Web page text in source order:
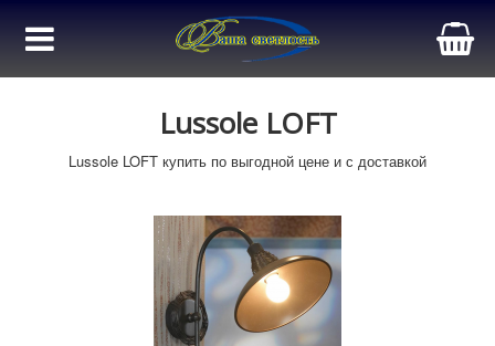
Lussole LOFT
Lussole LOFT купить по выгодной цене и с доставкой